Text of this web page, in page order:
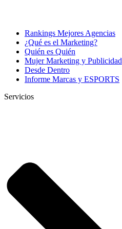
Rankings Mejores Agencias
¿Qué es el Marketing?
Quién es Quién
Mujer Marketing y Publicidad
Desde Dentro
Informe Marcas y ESPORTS
Servicios